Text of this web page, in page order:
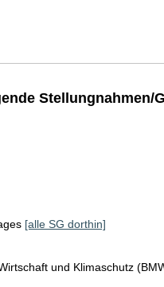
Stellungnahmen/
[alle SG dorthin]
und Klimaschutz